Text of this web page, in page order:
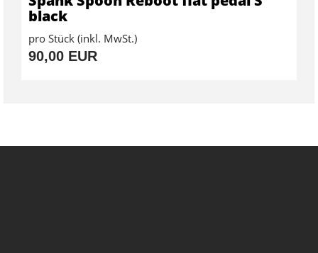
black
pro Stück (inkl. MwSt.)
90,00 EUR